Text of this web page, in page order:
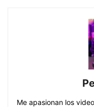
Me apasionan los